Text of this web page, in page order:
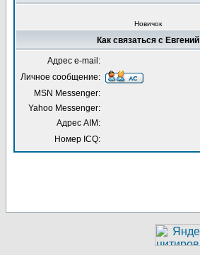
Новичок
Как связаться с Евгений
Адрес e-mail:
Личное сообщение:
MSN Messenger:
Yahoo Messenger:
Адрес AIM:
Номер ICQ: